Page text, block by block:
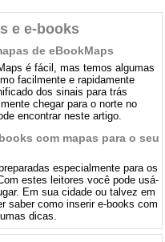
e e-books
de eBookMaps
é fácil, mas temos algumas
facilmente e rapidamente
dos sinais para trás
chegar para o norte no
encontrar neste artigo.
com mapas para o seu
especialmente para os
estes leitores você pode usá-
Em sua cidade ou talvez em
saber como inserir e-books com
dicas.